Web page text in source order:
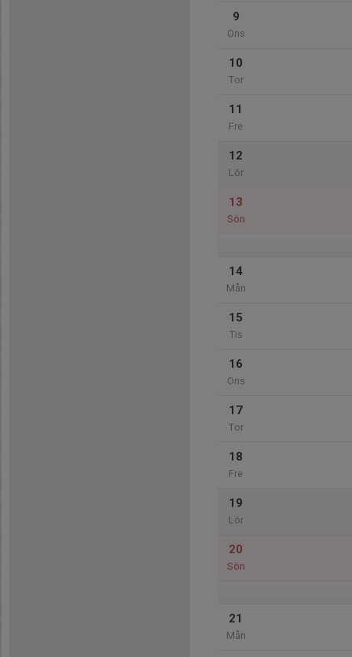
9
Ons
10
Tor
11
Fre
12
Lör
13
Sön
14
Mån
15
Tis
16
Ons
17
Tor
18
Fre
19
Lör
20
Sön
21
Mån